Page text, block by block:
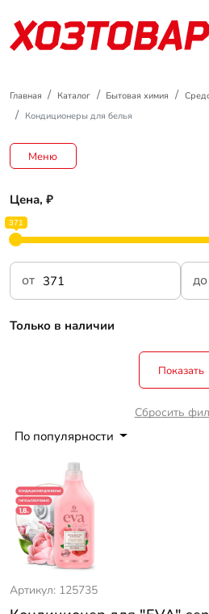
Главная Каталог Бытовая химия
Кондиционеры для белья
Меню
Цена, ₽
371
от до
Только в наличии
Показать
Сбросить
По популярности
Артикул: 125735